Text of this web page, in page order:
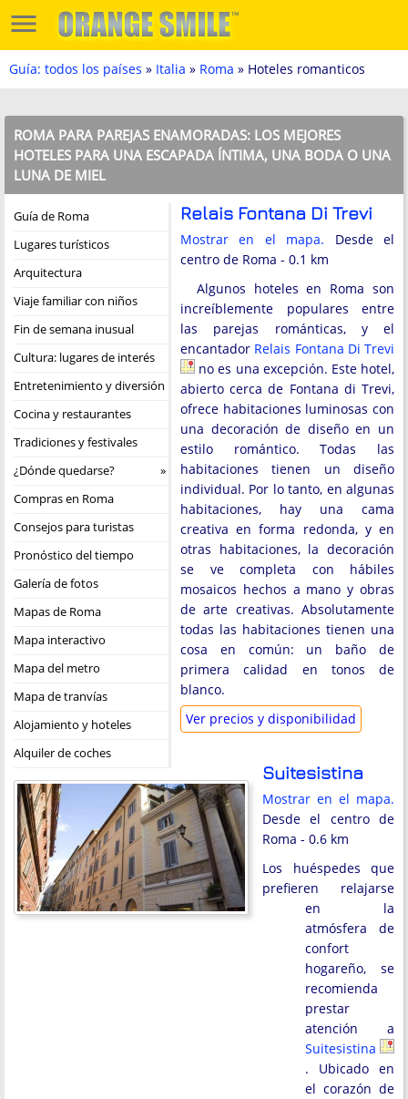
Guía: todos los países » Italia » Roma » Hoteles romanticos
ROMA PARA PAREJAS ENAMORADAS: LOS MEJORES
HOTELES PARA UNA ESCAPADA ÍNTIMA, UNA BODA O UNA
LUNA DE MIEL
Guía de Roma
Lugares turísticos
Arquitectura
Viaje familiar con niños
Fin de semana inusual
Cultura: lugares de interés
Entretenimiento y diversión
Cocina y restaurantes
Tradiciones y festivales
¿Dónde quedarse?
Compras en Roma
Consejos para turistas
Pronóstico del tiempo
Galería de fotos
Mapas de Roma
Mapa interactivo
Mapa del metro
Mapa de tranvías
Alojamiento y hoteles
Alquiler de coches
Relais Fontana Di Trevi
Mostrar en el mapa. Desde el
centro de Roma - 0.1 km
Algunos hoteles en Roma son
increíblemente populares entre
las parejas románticas, y el
encantador Relais Fontana Di Trevi
no es una excepción. Este hotel,
abierto cerca de Fontana di Trevi,
ofrece habitaciones luminosas con
una decoración de diseño en un
estilo romántico. Todas las
habitaciones tienen un diseño
individual. Por lo tanto, en algunas
habitaciones, hay una cama
creativa en forma redonda, y en
otras habitaciones, la decoración
se ve completa con hábiles
mosaicos hechos a mano y obras
de arte creativas. Absolutamente
todas las habitaciones tienen una
cosa en común: un baño de
primera calidad en tonos de
blanco.
Ver precios y disponibilidad
Suitesistina
Mostrar en el mapa.
Desde el centro de
Roma - 0.6 km
Los huéspedes que
prefieren relajarse
en la
atmósfera de
confort
hogareño, se
recomienda
prestar
atención a
Suitesistina
. Ubicado en
el corazón de